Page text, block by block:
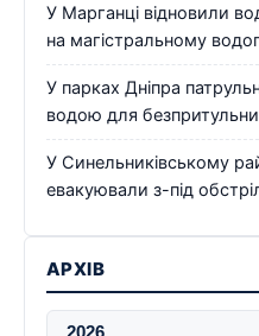
У Марганці відновили
на магістральному
У парках Дніпра
водою для
У Синельниківському
евакуювали з-під
АРХІВ